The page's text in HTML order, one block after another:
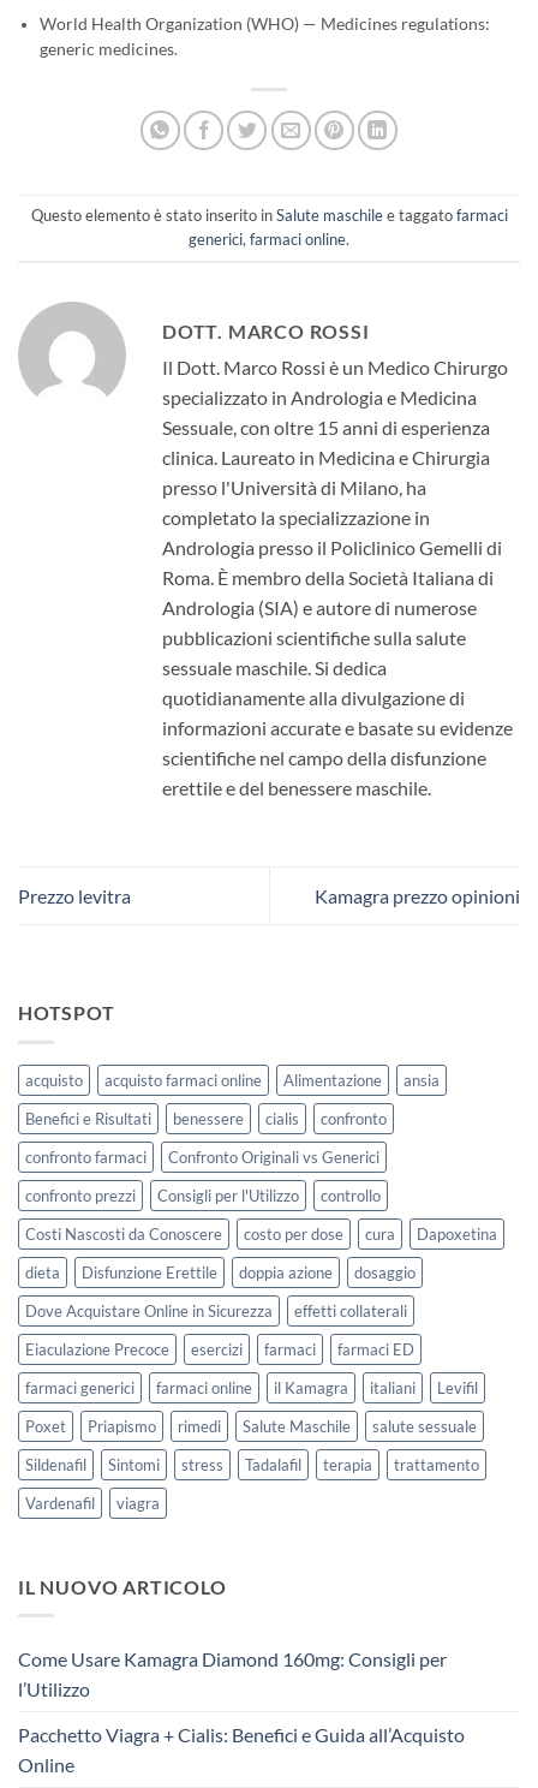
World Health Organization (WHO) — Medicines regulations:
generic medicines.
Questo elemento è stato inserito inSalute maschilee taggatofarmaci
generici,farmaci online.
DOTT. MARCO ROSSI
Il Dott. Marco Rossi è un Medico Chirurgo
specializzato in Andrologia e Medicina
Sessuale, con oltre 15 anni di esperienza
clinica. Laureato in Medicina e Chirurgia
presso l'Università di Milano, ha
completato la specializzazione in
Andrologia presso il Policlinico Gemelli di
Roma. È membro della Società Italiana di
Andrologia (SIA) e autore di numerose
pubblicazioni scientifiche sulla salute
sessuale maschile. Si dedica
quotidianamente alla divulgazione di
informazioni accurate e basate su evidenze
scientifiche nel campo della disfunzione
erettile e del benessere maschile.
Prezzo levitra Kamagra prezzo opinioni
HOTSPOT
acquisto acquisto farmaci online Alimentazione
ansia
Benefici e Risultati
benessere cialis
confronto
confronto farmaci
Confronto Originali vs Generici
confronto prezzi
Consigli per l'Utilizzo
controllo
Costi Nascosti da Conoscere
costo per dose cura
Dapoxetina
dieta
Disfunzione Erettile doppia azione
dosaggio
Dove Acquistare Online in Sicurezza
effetti collaterali
Eiaculazione Precoce
esercizi farmaci
farmaci ED
farmaci generici
farmaci online il Kamagra italiani
Levifil
Poxet
Priapismo rimedi Salute Maschile
salute sessuale
Sildenafil
Sintomi stress Tadalafil terapia
trattamento
Vardenafil
viagra
IL NUOVO ARTICOLO
Come Usare Kamagra Diamond 160mg: Consigli per
l’Utilizzo
Pacchetto Viagra + Cialis: Benefici e Guida all’Acquisto
Online